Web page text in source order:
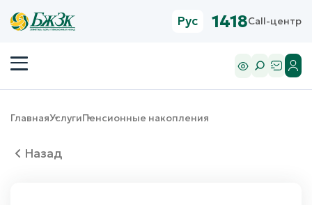
Рус 1418Call-центр
ГлавнаяУслугиПенсионные накопления
Назад